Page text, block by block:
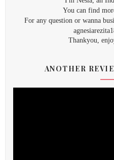
You can find
For any question or wanna
Thankyou,
ANOTHER